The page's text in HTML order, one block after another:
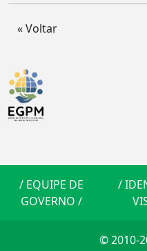
« Voltar
/ EQUIPE DE
GOVERNO /
/
© 2010-